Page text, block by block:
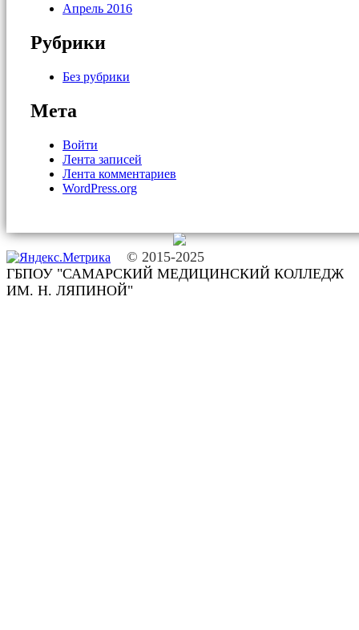
Апрель 2016
Рубрики
Без рубрики
Мета
Войти
Лента записей
Лента комментариев
WordPress.org
© 2015-2025
ГБПОУ "САМАРСКИЙ МЕДИЦИНСКИЙ КОЛЛЕДЖ
ИМ. Н. ЛЯПИНОЙ"